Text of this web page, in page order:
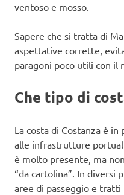
ventoso e mosso.
Sapere che si tratta di
aspettative corrette,
paragoni poco utili con il
Che tipo di
La costa di Costanza è
alle infrastrutture
è molto presente, ma
“da cartolina”. In diversi
aree di passeggio e